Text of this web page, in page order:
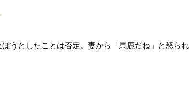
うとしたことは否定。妻から「馬鹿だね」と怒られ